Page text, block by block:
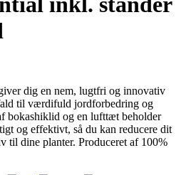
dig en nem, lugtfri og innovativ
til værdifuld jordforbedring og
bokashiklid og en lufttæt beholder
og effektivt, så du kan reducere dit
til dine planter. Produceret af 100%